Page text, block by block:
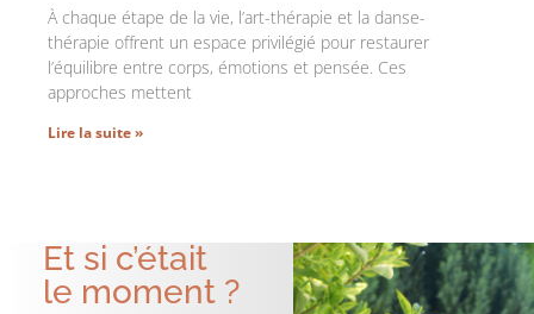
À chaque étape de la vie, l’art-thérapie et la danse-
thérapie offrent un espace privilégié pour restaurer
l’équilibre entre corps, émotions et pensée. Ces
approches mettent
Lire la suite »
Et si c’était
le moment ?